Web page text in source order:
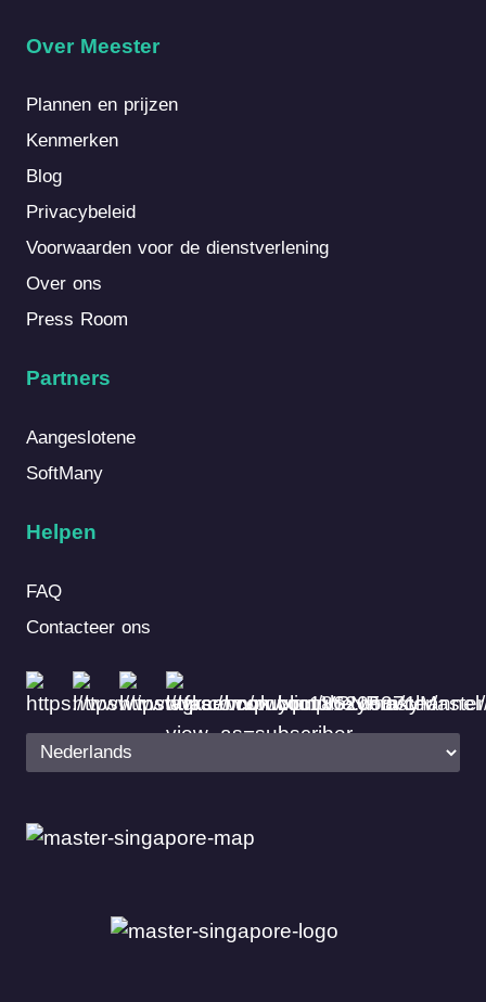
Over Meester
Plannen en prijzen
Kenmerken
Blog
Privacybeleid
Voorwaarden voor de dienstverlening
Over ons
Press Room
Partners
Aangeslotene
SoftMany
Helpen
FAQ
Contacteer ons